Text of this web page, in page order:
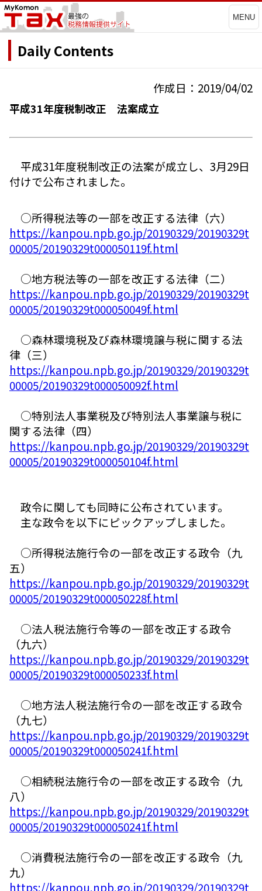
MENU
Daily Contents
作成日：2019/04/02
平成31年度税制改正 法案成立
平成31年度税制改正の法案が成立し、3月29日
付けで公布されました。
○所得税法等の一部を改正する法律（六）
https://kanpou.npb.go.jp/20190329/20190329t
00005/20190329t000050119f.html
○地方税法等の一部を改正する法律（二）
https://kanpou.npb.go.jp/20190329/20190329t
00005/20190329t000050049f.html
○森林環境税及び森林環境譲与税に関する法
律（三）
https://kanpou.npb.go.jp/20190329/20190329t
00005/20190329t000050092f.html
○特別法人事業税及び特別法人事業譲与税に
関する法律（四）
https://kanpou.npb.go.jp/20190329/20190329t
00005/20190329t000050104f.html
政令に関しても同時に公布されています。
主な政令を以下にピックアップしました。
○所得税法施行令の一部を改正する政令（九
五）
https://kanpou.npb.go.jp/20190329/20190329t
00005/20190329t000050228f.html
○法人税法施行令等の一部を改正する政令
（九六）
https://kanpou.npb.go.jp/20190329/20190329t
00005/20190329t000050233f.html
○地方法人税法施行令の一部を改正する政令
（九七）
https://kanpou.npb.go.jp/20190329/20190329t
00005/20190329t000050241f.html
○相続税法施行令の一部を改正する政令（九
八）
https://kanpou.npb.go.jp/20190329/20190329t
00005/20190329t000050241f.html
○消費税法施行令の一部を改正する政令（九
九）
https://kanpou.npb.go.jp/20190329/20190329t